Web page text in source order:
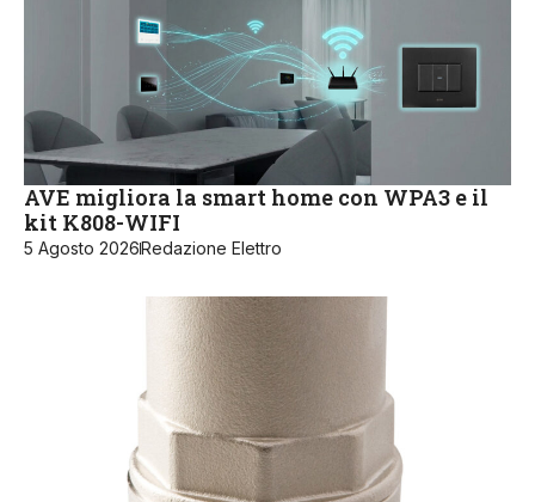
AVE migliora la smart home con WPA3 e il
kit K808-WIFI
5 Agosto 2026Redazione Elettro